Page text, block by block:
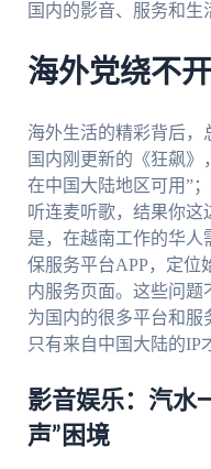
国内的影音、服务和生
海外党绕不
海外生活的精彩背后，
国内刚更新的《狂飙》
在中国大陆地区可用”
听连麦听歌，结果你
是，在越南工作的华人
保服务平台APP，定位
内服务页面。这些问题
为国内的很多平台和服
只有来自中国大陆的IP
影音娱乐：汽水
声”困境